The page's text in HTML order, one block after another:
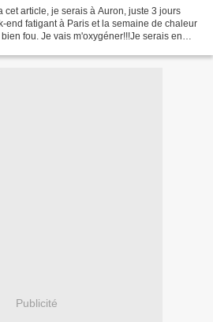
cet article, je serais à Auron, juste 3 jours
end fatigant à Paris et la semaine de chaleur
fou. Je vais m'oxygéner!!!Je serais en
Publicité